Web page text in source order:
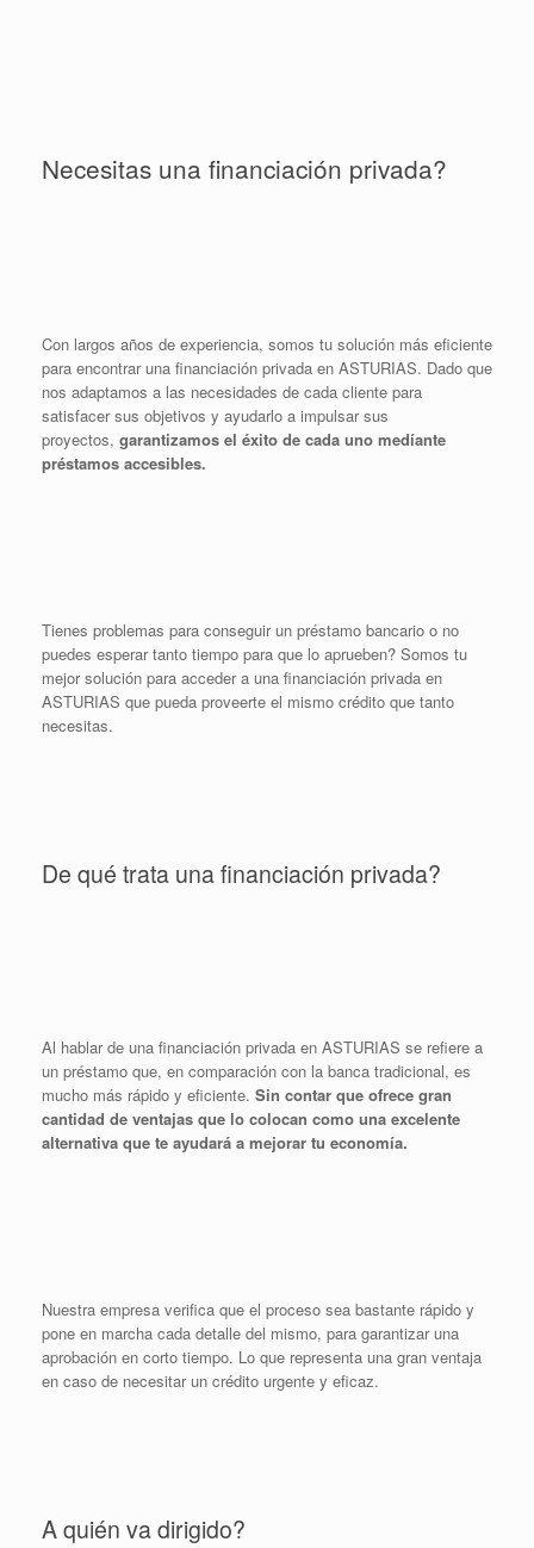
Necesitas una financiación privada?
Con largos años de experiencia, somos tu solución más eficiente
para encontrar una financiación privada en ASTURIAS. Dado que
nos adaptamos a las necesidades de cada cliente para
satisfacer sus objetivos y ayudarlo a impulsar sus
proyectos, garantizamos el éxito de cada uno medíante
préstamos accesibles.
Tienes problemas para conseguir un préstamo bancario o no
puedes esperar tanto tiempo para que lo aprueben? Somos tu
mejor solución para acceder a una financiación privada en
ASTURIAS que pueda proveerte el mismo crédito que tanto
necesitas.
De qué trata una financiación privada?
Al hablar de una financiación privada en ASTURIAS se refiere a
un préstamo que, en comparación con la banca tradicional, es
mucho más rápido y eficiente. Sin contar que ofrece gran
cantidad de ventajas que lo colocan como una excelente
alternativa que te ayudará a mejorar tu economía.
Nuestra empresa verifica que el proceso sea bastante rápido y
pone en marcha cada detalle del mismo, para garantizar una
aprobación en corto tiempo. Lo que representa una gran ventaja
en caso de necesitar un crédito urgente y eficaz.
A quién va dirigido?